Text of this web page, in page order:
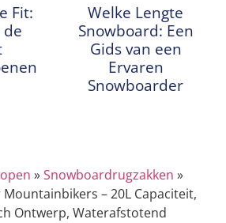
Fit:
de
Welke Lengte
Snowboard: Een
Gids van een
Ervaren
Snowboarder
»Snowboardrugzakken »
– 20L Capaciteit,
Ontwerp, Waterafstotend